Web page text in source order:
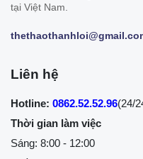
tại Việt Nam.
Liên hệ
Hotline: 0862.52.52.96(24/
Thời gian làm việc
Sáng: 8:00 - 12:00